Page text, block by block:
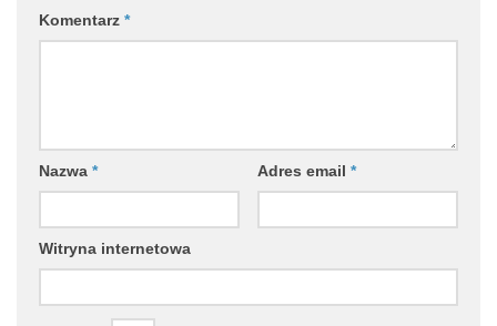
Komentarz *
Nazwa * Adres email *
Witryna internetowa